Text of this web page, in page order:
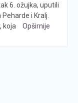
6. ožujka, uputili
i Kralj.
koja
Opširnije